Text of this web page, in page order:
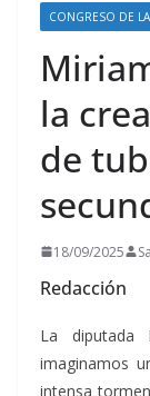
CONGRESO DE
la
de
18/09/2025
Redacción
La diputada
imaginamos
intensa